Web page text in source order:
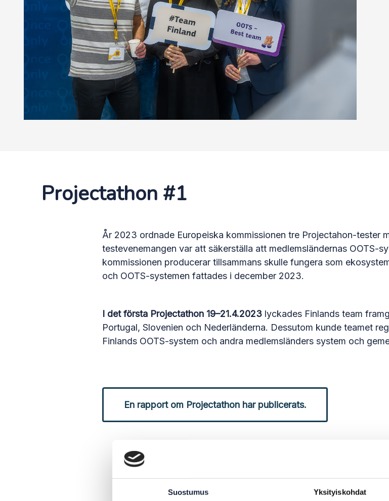
Suostumus Yksityiskohdat
Projectathon #1
År 2023 ordnade Europeiska kommissionen tre Projectahon-tester
testevenemangen var att säkerställa att medlemsländernas OOTS-
kommissionen producerar tillsammans skulle fungera som
och OOTS-systemen fattades i december 2023.
I det första Projectathon 19–21.4.2023 lyckades Finlands team
Portugal, Slovenien och Nederländerna. Dessutom kunde teamet
Finlands OOTS-system och andra medlemsländers system och
En rapport om Projectathon har publicerats.